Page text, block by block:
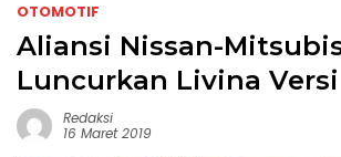
OTOMOTIF
Aliansi Nissan-
Luncurkan Livina
Redaksi
16 Maret 2019